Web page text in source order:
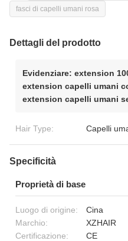
fasci di capelli umani rosa
Dettagli del prodotto
Evidenziare: extension
extension capelli umani
extension capelli umani
Hair Type: Capelli
Specificità
Proprietà di base
Luogo di origine:
Cina
Marchio:
XZHAIR
Certificazione:
CE